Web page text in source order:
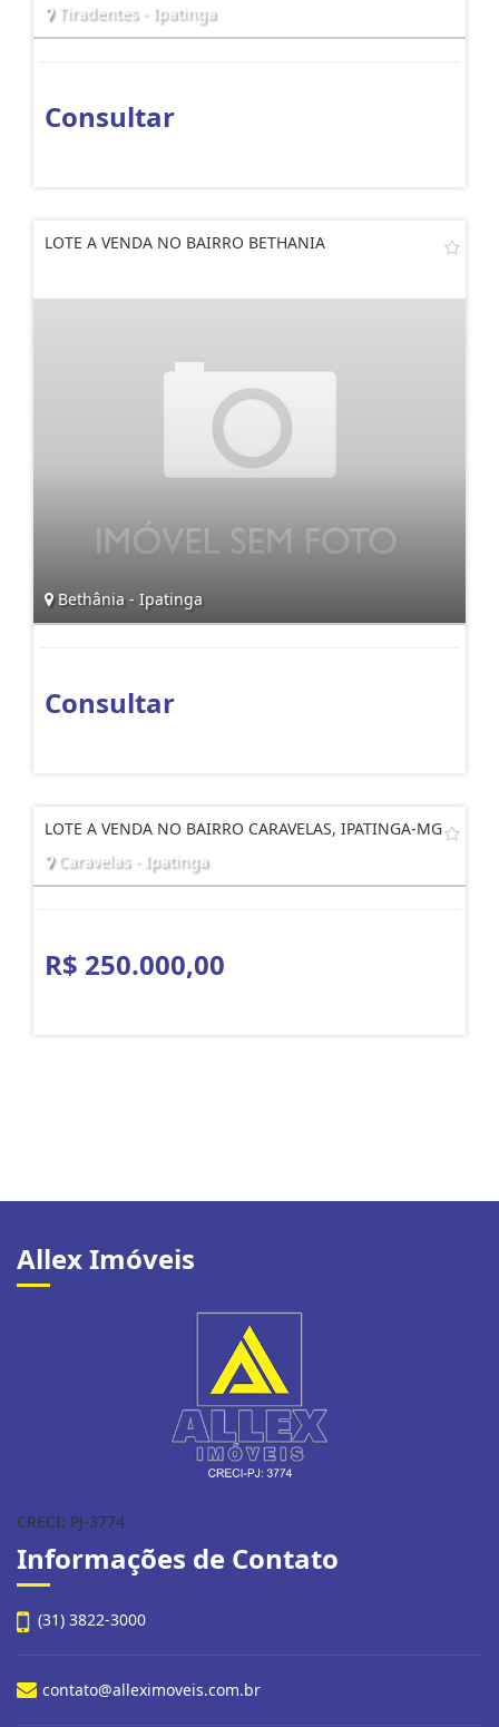
Tiradentes - Ipatinga
Consultar
LOTE A VENDA NO BAIRRO BETHANIA
Bethânia - Ipatinga
Consultar
LOTE A VENDA NO BAIRRO CARAVELAS, IPATINGA-MG
Caravelas - Ipatinga
R$ 250.000,00
Allex Imóveis
CRECI: PJ-3774
Informações de Contato
(31) 3822-3000
contato@alleximoveis.com.br